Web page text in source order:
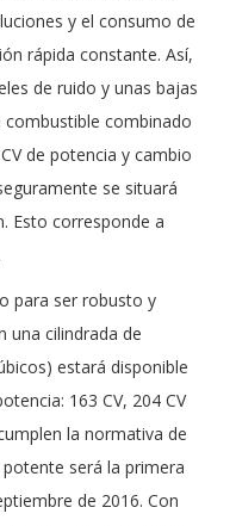
y el consumo de
rápida constante. Así,
de ruido y unas bajas
combustible combinado
de potencia y cambio
se situará
Esto corresponde a
para ser robusto y
una cilindrada de
estará disponible
163 CV, 204 CV
la normativa de
será la primera
de 2016. Con